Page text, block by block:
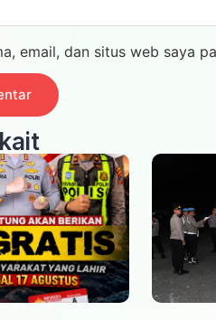
email, dan situs web saya